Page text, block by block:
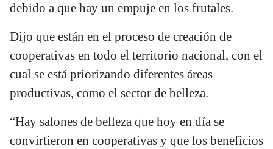
debido a que hay un empuje en los frutales.
Dijo que están en el proceso de creación de
cooperativas en todo el territorio nacional, con el
cual se está priorizando diferentes áreas
productivas, como el sector de belleza.
“Hay salones de belleza que hoy en día se
convirtieron en cooperativas y que los beneficios